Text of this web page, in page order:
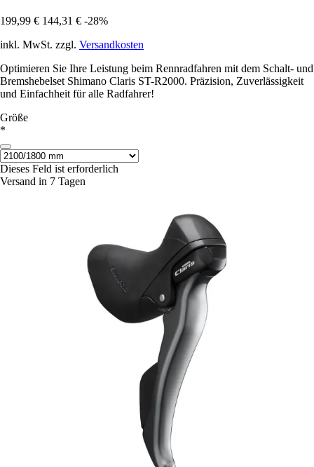
199,99 € 144,31 € -28%
inkl. MwSt. zzgl. Versandkosten
Optimieren Sie Ihre Leistung beim Rennradfahren mit dem Schalt- und
Bremshebelset Shimano Claris ST-R2000. Präzision, Zuverlässigkeit
und Einfachheit für alle Radfahrer!
Größe
*
Dieses Feld ist erforderlich
Versand in 7 Tagen